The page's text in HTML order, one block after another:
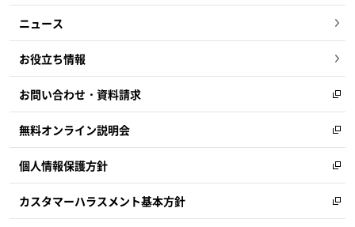
ニュース
お役立ち情報
お問い合わせ・資料請求
無料オンライン説明会
個人情報保護方針
カスタマーハラスメント基本方針